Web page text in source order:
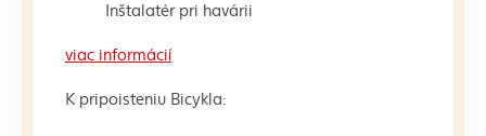
Inštalatér pri havárii
viac informácií
K pripoisteniu Bicykla: